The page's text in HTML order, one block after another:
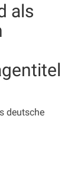
als
deutsche